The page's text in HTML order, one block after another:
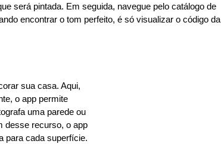
será pintada. Em seguida, navegue pelo catálogo de
encontrar o tom perfeito, é só visualizar o código da
sua casa. Aqui,
o app permite
uma parede ou
desse recurso, o app
para cada superfície.